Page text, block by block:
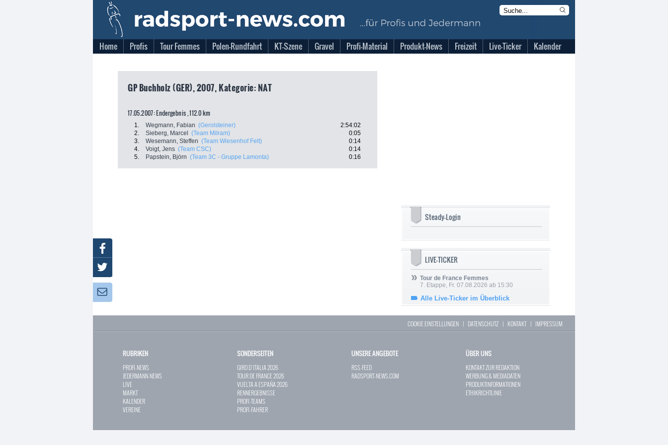
Home Profis Tour Femmes Polen-Rundfahrt KT-Szene Gravel Profi-Material Produkt-News Freizeit Live-Ticker Kalender
GP Buchholz (GER), 2007, Kategorie: NAT
17.05.2007: Endergebnis , 112.0 km
1. Wegmann, Fabian (Gerolsteiner)
2:54:02
2.
Sieberg, Marcel (Team Milram)
0:05
3.
Wesemann, Steffen (Team Wiesenhof Felt)
0:14
4.
Voigt, Jens (Team CSC)
0:14
5.
Papstein, Björn (Team 3C - Gruppe Lamonta) 0:16
Steady-Login
LIVE-TICKER
Tour de France Femmes
7. Etappe, Fr. 07.08.2026 ab 15:30
Alle Live-Ticker im Überblick
COOKIE EINSTELLUNGEN | DATENSCHUTZ | KONTAKT| IMPRESSUM
RUBRIKEN
PROFI-NEWS
JEDERMANN-NEWS
LIVE
MARKT
KALENDER
VEREINE
SONDERSEITEN
GIRO D`ITALIA 2026
TOUR DE FRANCE 2026
VUELTA A ESPAÑA 2026
RENNERGEBNISSE
PROFI-TEAMS
PROFI-FAHRER
UNSERE ANGEBOTE
RSS-FEED
RADSPORT-NEWS.COM
ÜBER UNS
KONTAKT ZUR REDAKTION
WERBUNG & MEDIADATEN
PRODUKTINFORMATIONEN
ETHIKRICHTLINIE